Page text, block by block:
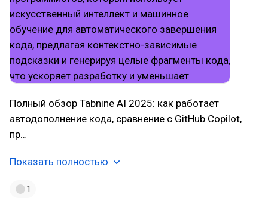
Полный обзор Tabnine AI 2025: как работает
автодополнение кода, сравнение с GitHub Copilot,
пр…
Показать полностью
1